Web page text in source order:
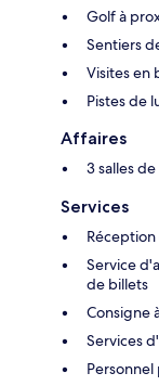
Golf à
Sentiers
Visites en
Pistes de
Affaires
3 salles
Services
Service
de billets
Consigne
Services